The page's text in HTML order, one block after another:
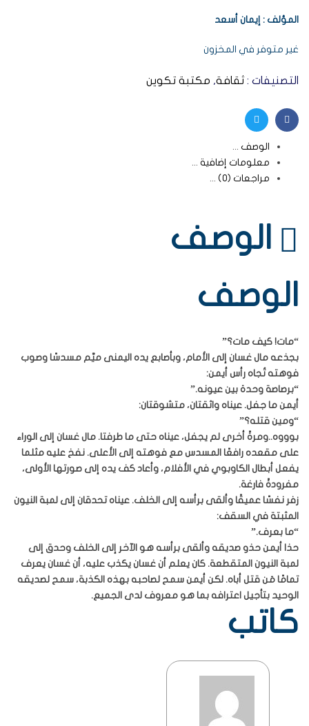
المؤلف : إيمان أسعد
غير متوفر في المخزون
التصنيفات : ثقافة, مكتبة تكوين
Facebook
Twitter
الوصف
معلومات إضافية
مراجعات (0)
الوصف
الوصف
“مات! كيف مات؟”
بجذعه مال غسان إلى الأمام، وبأصابع يده اليمنى ميَّم مسدسًا وصوب
فوهته تُجاه رأس أيمن:
“برصاصة وحدة بين عيونه.”
أيمن ما جفل. عيناه واثقتان، متشوقتان:
“ومين قتله؟”
بوووه..ومرةً أخرى لم يجفل، عيناه حتى ما طرفتا. مال غسان إلى الوراء
على مقعده رافعًا المسدس مع فوهته إلى الأعلى. نفخ عليه مثلما
يفعل أبطال الكاوبوي في الأفلام، وأعاد كف يده إلى صورتها الأولى،
مفرودةً فارغة.
زفر نفسًا عميقًا وألقى برأسه إلى الخلف. عيناه تحدقان إلى لمبة النيون
المثبتة في السقف:
“ما بعرف.”
حذا أيمن حذو صديقه وألقى برأسه هو الآخر إلى الخلف وحدق إلى
لمبة النيون المتقطعة. كان يعلم أن غسان يكذب عليه، أن غسان يعرف
تمامًا مَن قتل أباه. لكن أيمن سمح لصاحبه بهذه الكذبة، سمح لصديقه
الوحيد بتأجيل اعترافه بما هو معروف لدى الجميع.
كاتب